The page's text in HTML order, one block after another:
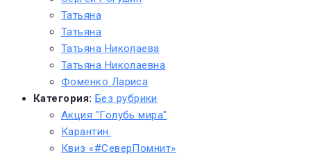
Татьяна
Татьяна
Татьяна Николаева
Татьяна Николаевна
Фоменко Лариса
Категория: Без рубрики
Акция "Голубь мира"
Карантин.
Квиз «#СеверПомнит»